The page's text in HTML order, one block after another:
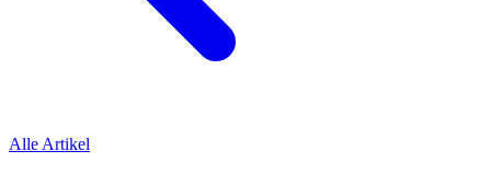
Alle Artikel